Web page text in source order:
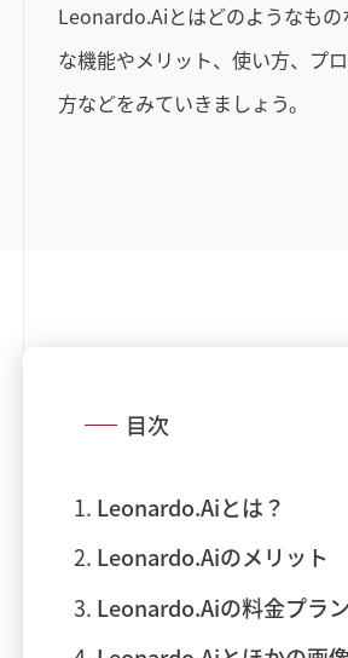
Leonardo.Aiとはどのようなもの
な機能やメリット、使い方、プ
方などをみていきましょう。
目次
Leonardo.Aiとは？
Leonardo.Aiのメリット
Leonardo.Aiの料金プラン